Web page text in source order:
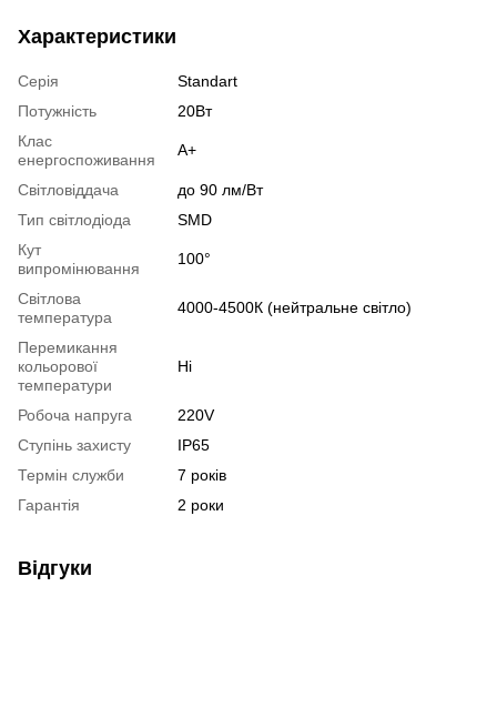
Характеристики
Серія
Standart
Потужність
20Вт
Клас
енергоспоживання
А+
Світловіддача
до 90 лм/Вт
Тип світлодіода
SMD
Кут
випромінювання
100°
Світлова
температура
4000-4500К (нейтральне світло)
Перемикання
кольорової
температури
Ні
Робоча напруга
220V
Ступінь захисту
IP65
Термін служби
7 років
Гарантія
2 роки
Відгуки